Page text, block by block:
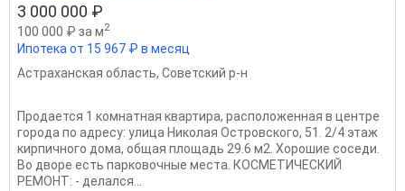
3 000 000 ₽
100 000 ₽ за м2
Ипотека от 15 967 ₽ в месяц
Астраханская область, Советский р-н
Продается 1 комнатная квартира, расположенная в центре
города по адресу: улица Николая Островского, 51. 2/4 этаж
кирпичного дома, общая площадь 29.6 м2. Хорошие соседи.
Во дворе есть парковочные места. КОСМЕТИЧЕСКИЙ
РЕМОНТ: - делался...